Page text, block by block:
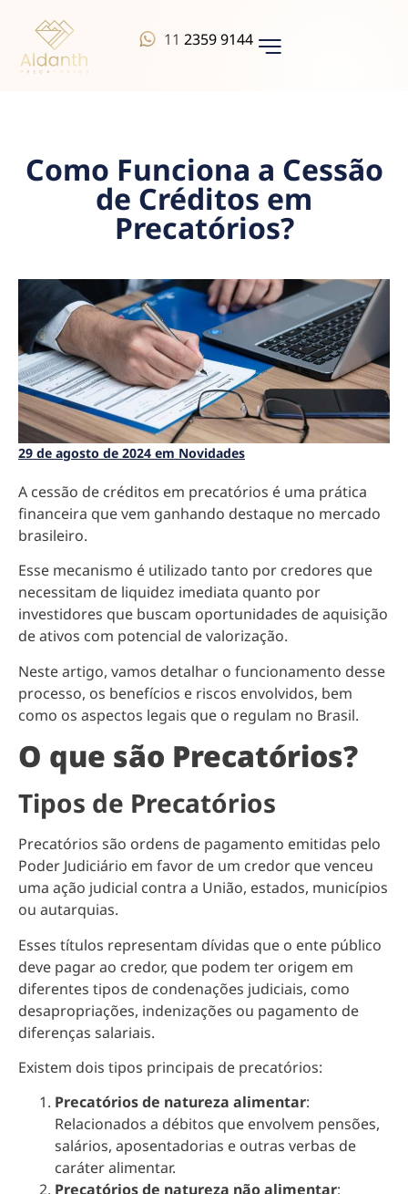
112359 9144
Como Funciona a Cessão
de Créditos em
Precatórios?
29 de agosto de 2024 em Novidades
A cessão de créditos em precatórios é uma prática
financeira que vem ganhando destaque no mercado
brasileiro.
Esse mecanismo é utilizado tanto por credores que
necessitam de liquidez imediata quanto por
investidores que buscam oportunidades de aquisição
de ativos com potencial de valorização.
Neste artigo, vamos detalhar o funcionamento desse
processo, os benefícios e riscos envolvidos, bem
como os aspectos legais que o regulam no Brasil.
O que são Precatórios?
Tipos de Precatórios
Precatórios são ordens de pagamento emitidas pelo
Poder Judiciário em favor de um credor que venceu
uma ação judicial contra a União, estados, municípios
ou autarquias.
Esses títulos representam dívidas que o ente público
deve pagar ao credor, que podem ter origem em
diferentes tipos de condenações judiciais, como
desapropriações, indenizações ou pagamento de
diferenças salariais.
Existem dois tipos principais de precatórios:
Precatórios de natureza alimentar:
Relacionados a débitos que envolvem pensões,
salários, aposentadorias e outras verbas de
caráter alimentar.
Precatórios de natureza não alimentar: